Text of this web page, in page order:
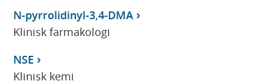
N-pyrrolidinyl-3,4-DMA
Klinisk farmakologi
NSE
Klinisk kemi